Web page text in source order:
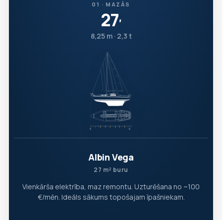
01 · MAZĀS
27′
8,25 m · 2,3 t
Albin Vega
27 m² buru
Vienkārša elektrība, maz remontu. Uzturēšana no ~100
€/mēn. Ideāls sākums topošajam īpašniekam.